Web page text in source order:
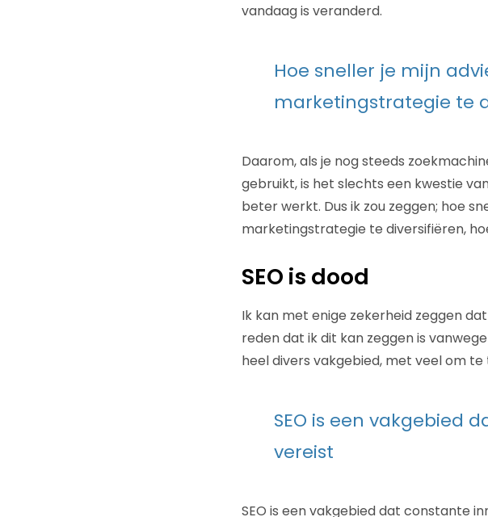
vandaag is veranderd.
Hoe sneller je mijn
marketingstrategie te
Daarom, als je nog steeds
gebruikt, is het slechts een kwestie
beter werkt. Dus ik zou zeggen; hoe
marketingstrategie te diversifiëren,
SEO is dood
Ik kan met enige zekerheid zeggen
reden dat ik dit kan zeggen is
heel divers vakgebied, met veel om
SEO is een vakgebied
vereist
SEO is een vakgebied dat constante